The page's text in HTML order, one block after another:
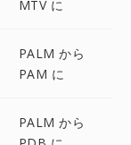
MTV に
PALM から
PAM に
PALM から